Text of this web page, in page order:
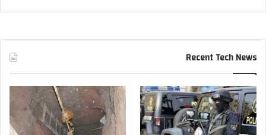
Recent Tech News